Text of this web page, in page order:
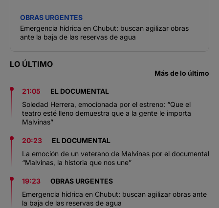
OBRAS URGENTES
Emergencia hídrica en Chubut: buscan agilizar obras
ante la baja de las reservas de agua
LO ÚLTIMO
Más de lo último
21:05
EL DOCUMENTAL
Soledad Herrera, emocionada por el estreno: “Que el
teatro esté lleno demuestra que a la gente le importa
Malvinas”
20:23
EL DOCUMENTAL
La emoción de un veterano de Malvinas por el documental
“Malvinas, la historia que nos une”
19:23
OBRAS URGENTES
Emergencia hídrica en Chubut: buscan agilizar obras ante
la baja de las reservas de agua